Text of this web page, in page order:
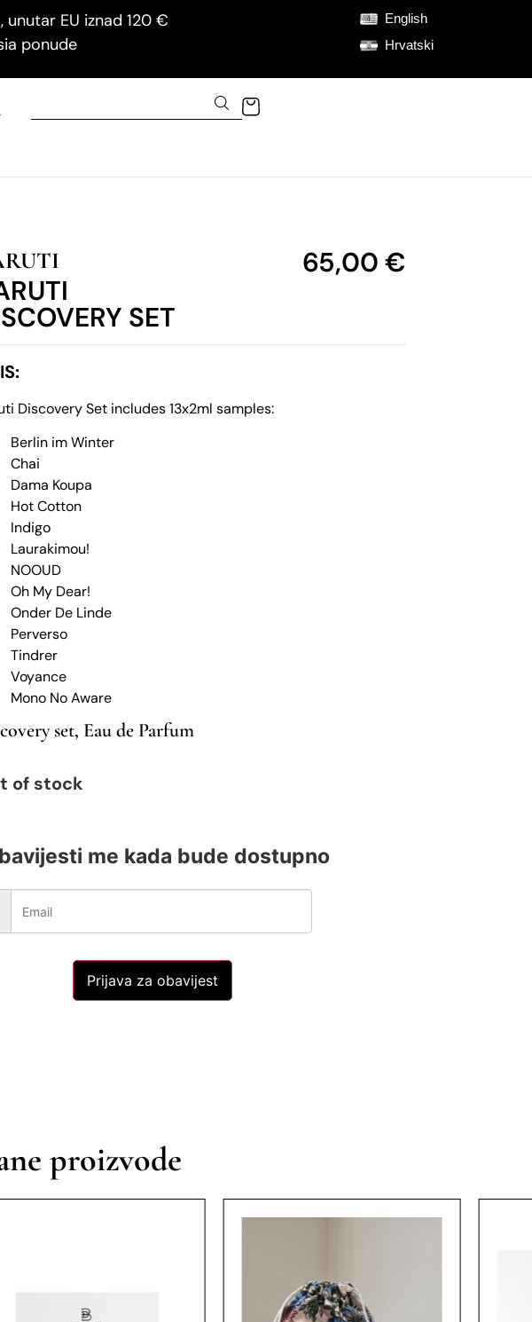
EU iznad 120 €
ponude
English
Hrvatski
SET
65,00 €
Discovery Set includes 13x2ml samples:
Berlin im Winter
Chai
Dama Koupa
Hot Cotton
Indigo
Laurakimou!
NOOUD
Oh My Dear!
Onder De Linde
Perverso
Tindrer
Voyance
Mono No Aware
set, Eau de Parfum
of stock
me kada bude dostupno
Prijava za obavijest
proizvode